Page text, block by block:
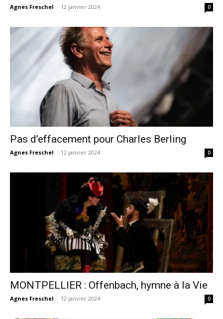
Agnes Freschel - 12 janvier 2024 0
Pas d’effacement pour Charles Berling
Agnes Freschel - 12 janvier 2024 0
MONTPELLIER : Offenbach, hymne à la Vie
Agnes Freschel - 12 janvier 2024 0